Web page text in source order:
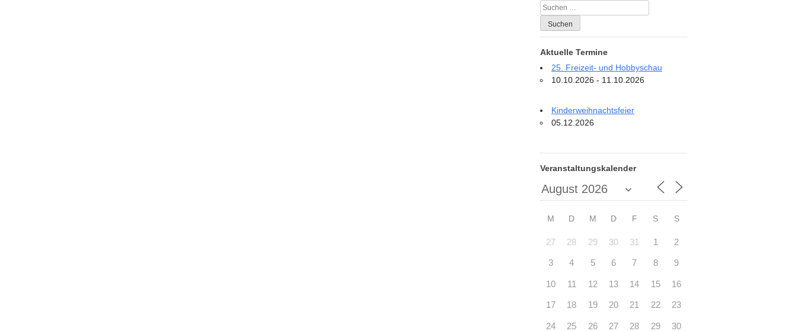
Suchen
nach:
Aktuelle Termine
25. Freizeit- und Hobbyschau
10.10.2026 - 11.10.2026
Kinderweihnachtsfeier
05.12.2026
Veranstaltungskalender
M D M D F S S
27 28 29 30 31 1 2
3 4 5 6 7 8 9
10 11 12 13 14 15 16
17 18 19 20 21 22 23
24 25 26 27 28 29 30